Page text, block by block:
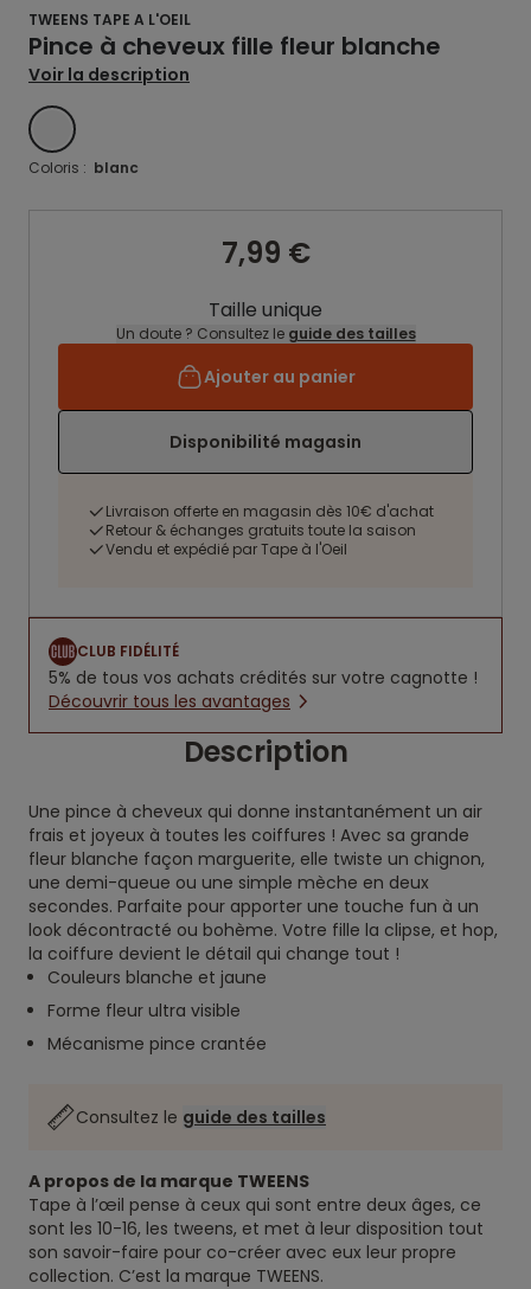
TWEENS TAPE A L'OEIL
Pince à cheveux fille fleur blanche
Voir la description
BLANC
Coloris : blanc
7,99 €
Taille unique
Un doute ? Consultez le guide des tailles
Ajouter au panier
Disponibilité magasin
Livraison offerte en magasin dès 10€ d'achat
Retour & échanges gratuits toute la saison
Vendu et expédié par Tape à l'Oeil
CLUB FIDÉLITÉ
5% de tous vos achats crédités sur votre cagnotte !
Découvrir tous les avantages
Description
Une pince à cheveux qui donne instantanément un air
frais et joyeux à toutes les coiffures ! Avec sa grande
fleur blanche façon marguerite, elle twiste un chignon,
une demi-queue ou une simple mèche en deux
secondes. Parfaite pour apporter une touche fun à un
look décontracté ou bohème. Votre fille la clipse, et hop,
la coiffure devient le détail qui change tout !
Couleurs blanche et jaune
Forme fleur ultra visible
Mécanisme pince crantée
Consultez le guide des tailles
A propos de la marque TWEENS
Tape à l’œil pense à ceux qui sont entre deux âges, ce
sont les 10-16, les tweens, et met à leur disposition tout
son savoir-faire pour co-créer avec eux leur propre
collection. C’est la marque TWEENS.